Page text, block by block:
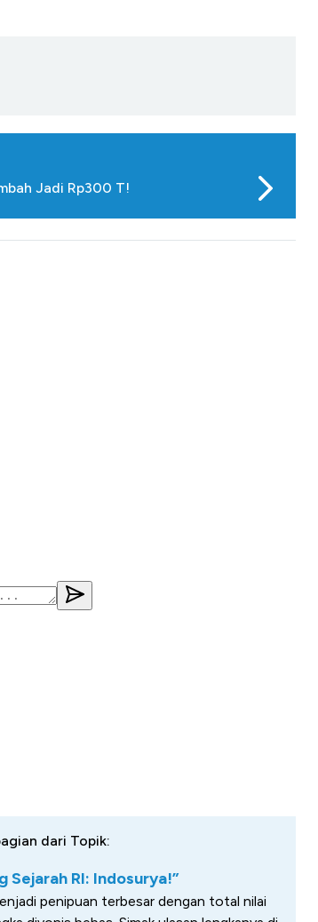
Jadi Rp300 T!
dari Topik:
Sejarah RI: Indosurya!”
penipuan terbesar dengan total nilai
RI